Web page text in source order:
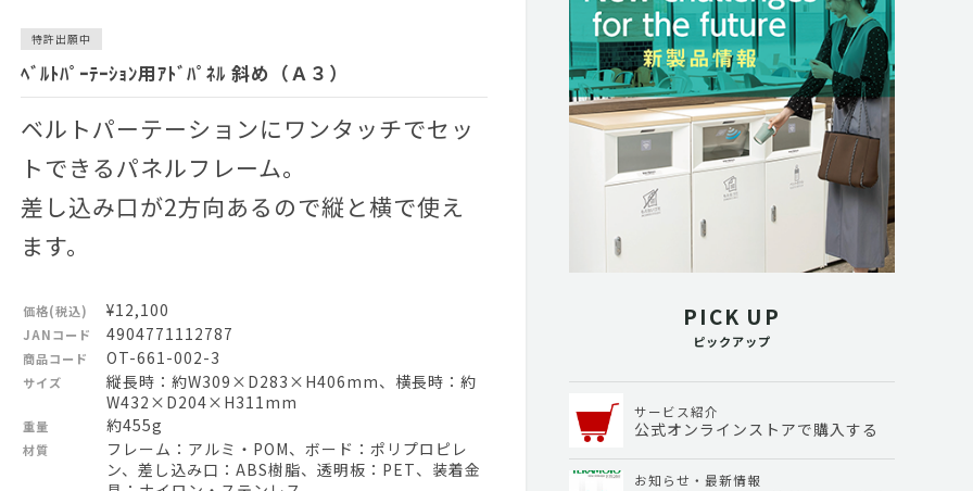
特許出願中
ﾍﾞﾙﾄﾊﾟｰﾃｰｼｮﾝ用ｱﾄﾞﾊﾟﾈﾙ 斜め（Ａ３）
ベルトパーテーションにワンタッチでセッ
トできるパネルフレーム。
差し込み口が2方向あるので縦と横で使え
ます。
価格(税込) ¥12,100
JANコード 4904771112787
商品コード OT-661-002-3
サイズ
縦長時：約W309×D283×H406mm、横長時：約
W432×D204×H311mm
重量 約455g
材質
フレーム：アルミ・POM、ボード：ポリプロピレ
ン、差し込み口：ABS樹脂、透明板：PET、装着金
PICK UP
ピックアップ
サービス紹介
公式オンラインストアで購入する
お知らせ・最新情報